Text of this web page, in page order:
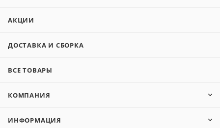
АКЦИИ
ДОСТАВКА И СБОРКА
ВСЕ ТОВАРЫ
КОМПАНИЯ
ИНФОРМАЦИЯ